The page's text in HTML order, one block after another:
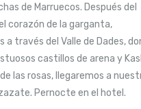
de Marruecos. Después del
corazón de la garganta,
a través del Valle de Dades,
castillos de arena y
las rosas, llegaremos a
Pernocte en el hotel.